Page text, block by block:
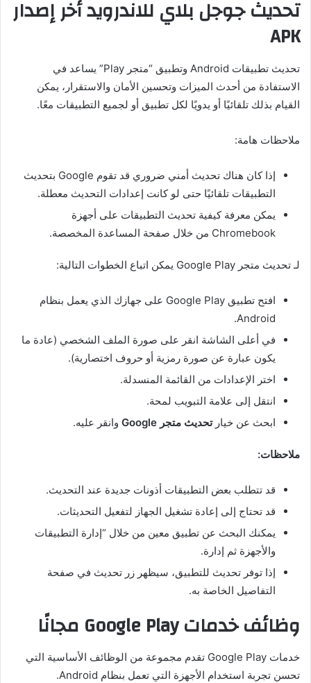
تحديث جوجل بلاي للاندرويد أخر إصدار
APK
تحديث تطبيقات Android وتطبيق “متجر Play” يساعد في
الاستفادة من أحدث الميزات وتحسين الأمان والاستقرار، يمكن
القيام بذلك تلقائيًا أو يدويًا لكل تطبيق أو لجميع التطبيقات معًا.
ملاحظات هامة:
إذا كان هناك تحديث أمني ضروري قد تقوم Google بتحديث
التطبيقات تلقائيًا حتى لو كانت إعدادات التحديث معطلة.
يمكن معرفة كيفية تحديث التطبيقات على أجهزة
Chromebook من خلال صفحة المساعدة المخصصة.
لـ تحديث متجر Google Play يمكن اتباع الخطوات التالية:
افتح تطبيق Google Play على جهازك الذي يعمل بنظام
Android.
في أعلى الشاشة انقر على صورة الملف الشخصي (عادة ما
يكون عبارة عن صورة رمزية أو حروف اختصارية).
اختر الإعدادات من القائمة المنسدلة.
انتقل إلى علامة التبويب لمحة.
ابحث عن خيارتحديث متجر Google وانقر عليه.
ملاحظات:
قد تتطلب بعض التطبيقات أذونات جديدة عند التحديث.
قد تحتاج إلى إعادة تشغيل الجهاز لتفعيل التحديثات.
يمكنك البحث عن تطبيق معين من خلال “إدارة التطبيقات
والأجهزة ثم إدارة.
إذا توفر تحديث للتطبيق، سيظهر زر تحديث في صفحة
التفاصيل الخاصة به.
وظائف خدمات Google Play مجانًا
خدمات Google Play تقدم مجموعة من الوظائف الأساسية التي
تحسن تجربة استخدام الأجهزة التي تعمل بنظام Android.